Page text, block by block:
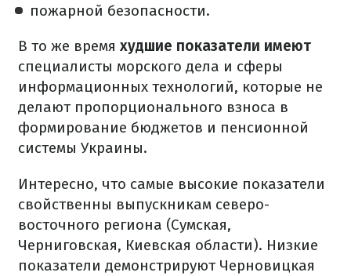
пожарной безопасности.
В то же время худшие показатели имеют
специалисты морского дела и сферы
информационных технологий, которые не
делают пропорционального взноса в
формирование бюджетов и пенсионной
системы Украины.
Интересно, что самые высокие показатели
свойственны выпускникам северо-
восточного региона (Сумская,
Черниговская, Киевская области). Низкие
показатели демонстрируют Черновицкая